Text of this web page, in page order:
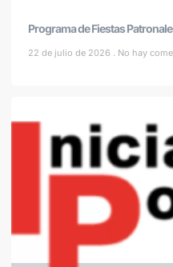
Programa de Fiestas
22 de julio de 2026 No hay